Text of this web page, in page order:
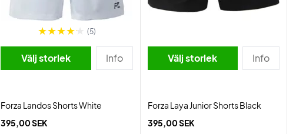
(5)
Välj storlek Info
Forza Landos Shorts White
395,00 SEK
Välj storlek Info
Forza Laya Junior Shorts Black
395,00 SEK